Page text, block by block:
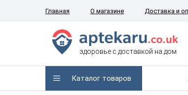
Главная О магазине Доставка и
здоровье с доставкой на дом
Каталог товаров